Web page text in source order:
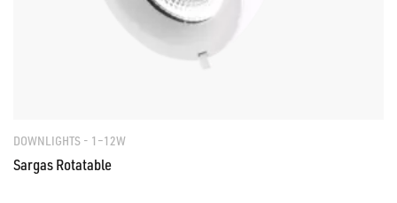
DOWNLIGHTS - 1–12W
Sargas Rotatable